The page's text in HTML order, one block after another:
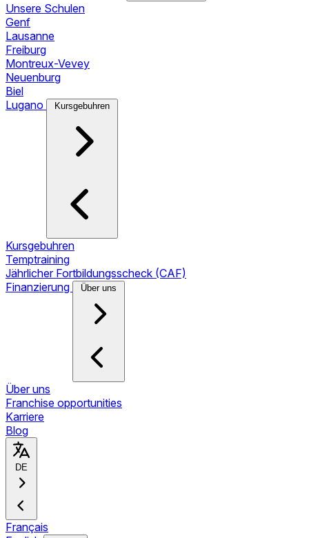
Unsere Schulen
Genf
Lausanne
Freiburg
Montreux-Vevey
Neuenburg
Biel
Lugano
Kursgebuhren
Kursgebuhren
Temptraining
Jährlicher Fortbildungsscheck (CAF)
Finanzierung
Über uns
Über uns
Franchise opportunities
Karriere
Blog
DE
Français